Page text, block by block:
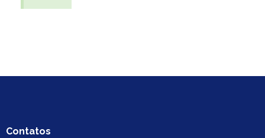
Contatos